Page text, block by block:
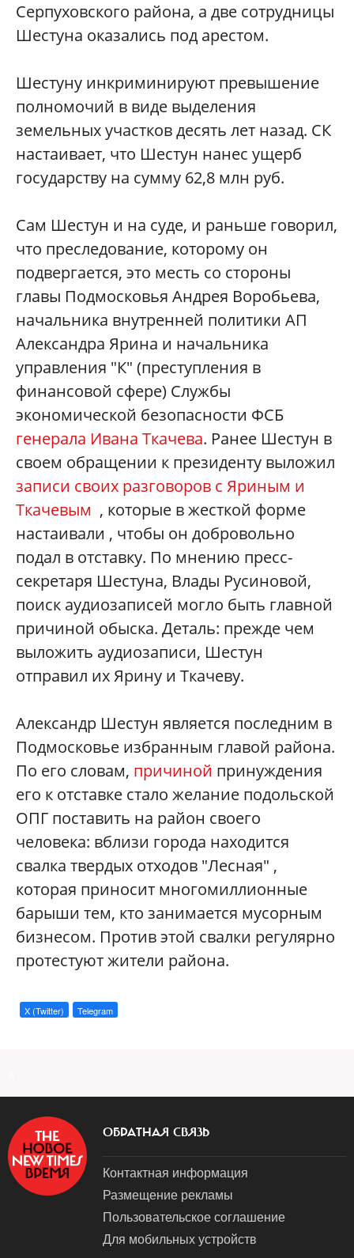
Серпуховского района, а две сотрудницы
Шестуна оказались под арестом.
Шестуну инкриминируют превышение
полномочий в виде выделения
земельных участков десять лет назад. СК
настаивает, что Шестун нанес ущерб
государству на сумму 62,8 млн руб.
Сам Шестун и на суде, и раньше говорил,
что преследование, которому он
подвергается, это месть со стороны
главы Подмосковья Андрея Воробьева,
начальника внутренней политики АП
Александра Ярина и начальника
управления "К" (преступления в
финансовой сфере) Службы
экономической безопасности ФСБ
генерала Ивана Ткачева. Ранее Шестун в
своем обращении к президенту выложил
записи своих разговоров с Яриным и
Ткачевым , которые в жесткой форме
настаивали , чтобы он добровольно
подал в отставку. По мнению пресс-
секретаря Шестуна, Влады Русиновой,
поиск аудиозаписей могло быть главной
причиной обыска. Деталь: прежде чем
выложить аудиозаписи, Шестун
отправил их Ярину и Ткачеву.
Александр Шестун является последним в
Подмосковье избранным главой района.
По его словам, причиной принуждения
его к отставке стало желание подольской
ОПГ поставить на район своего
человека: вблизи города находится
свалка твердых отходов "Лесная" ,
которая приносит многомиллионные
барыши тем, кто занимается мусорным
бизнесом. Против этой свалки регулярно
протестуют жители района.
X (Twitter) Telegram
ОБРАТНАЯ СВЯЗЬ
Контактная информация
Размещение рекламы
Пользовательское соглашение
Для мобильных устройств